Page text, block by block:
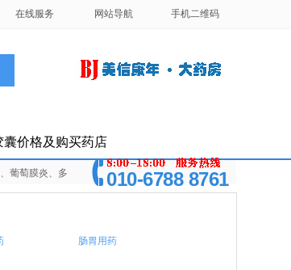
在线服务 网站导航 手机二维码
价格及购买药店
010-6788 8761
葡萄膜炎、多
肠胃用药